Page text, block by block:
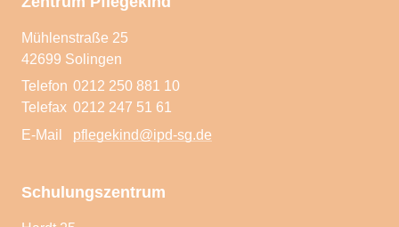
Mühlenstraße 25
42699 Solingen
Telefon 0212 250 881 10
Telefax 0212 247 51 61
E-Mail
pflegekind@ipd-sg.de
Schulungszentrum